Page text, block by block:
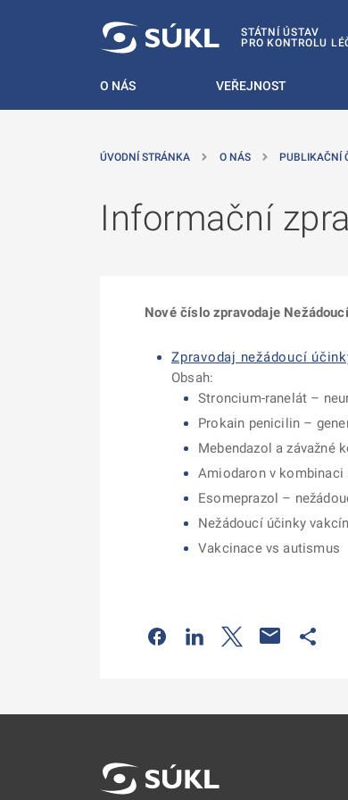
STÁTNÍ ÚSTAV
PRO KONTROLU
O NÁS VEŘEJNOST
ÚVODNÍ STRÁNKA O NÁS PUBLIKAČNÍ
Informační
Nové číslo zpravodaje
Zpravodaj nežádoucí
Obsah:
Stroncium-ranelát –
Prokain penicilin –
Mebendazol a závažné
Amiodaron v
Esomeprazol –
Nežádoucí účinky
Vakcinace vs autismus
Odkaz se otevře na nové
Odkaz se otevře na
Odkaz se